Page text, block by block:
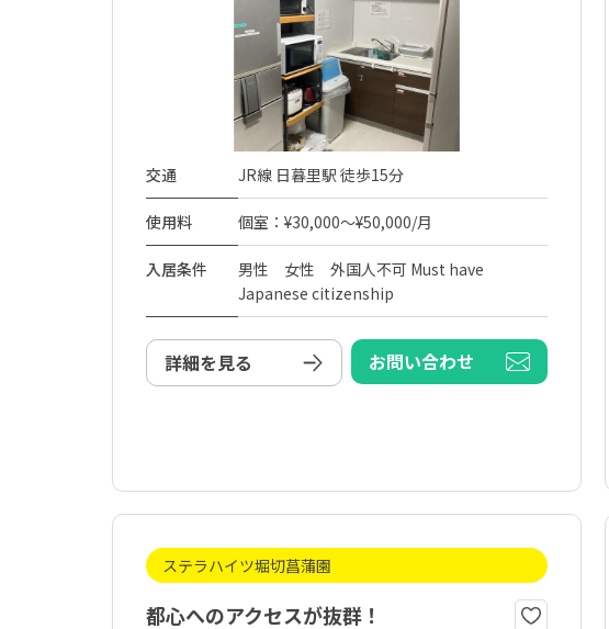
交通 JR線 日暮里駅 徒歩15分
使用料 個室：¥30,000～¥50,000/月
入居条件
男性 女性 外国人不可 Must have
Japanese citizenship
詳細を見る お問い合わせ
ステラハイツ堀切菖蒲園
都心へのアクセスが抜群！